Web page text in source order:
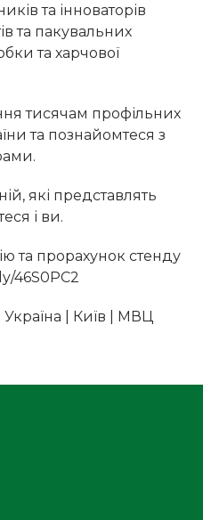
та інноваторів
та пакувальних
та харчової
тисячам профільних
та познайомтеся з
які представлять
і ви.
та прорахунок стенду
46S0PC2
Україна | Київ | МВЦ